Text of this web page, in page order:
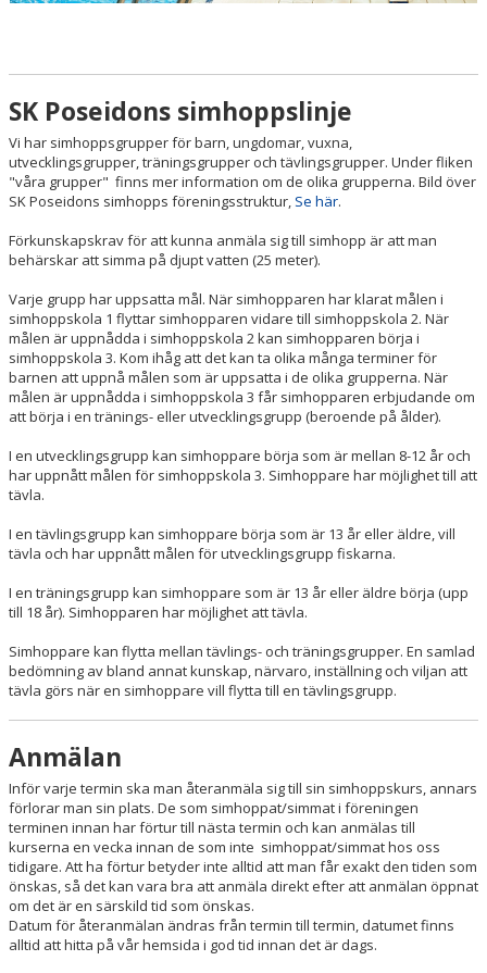
SK Poseidons simhoppslinje
Vi har simhoppsgrupper för barn, ungdomar, vuxna,
utvecklingsgrupper, träningsgrupper och tävlingsgrupper. Under fliken
"våra grupper" finns mer information om de olika grupperna. Bild över
SK Poseidons simhopps föreningsstruktur, Se här.
Förkunskapskrav för att kunna anmäla sig till simhopp är att man
behärskar att simma på djupt vatten (25 meter).
Varje grupp har uppsatta mål. När simhopparen har klarat målen i
simhoppskola 1 flyttar simhopparen vidare till simhoppskola 2. När
målen är uppnådda i simhoppskola 2 kan simhopparen börja i
simhoppskola 3. Kom ihåg att det kan ta olika många terminer för
barnen att uppnå målen som är uppsatta i de olika grupperna. När
målen är uppnådda i simhoppskola 3 får simhopparen erbjudande om
att börja i en tränings- eller utvecklingsgrupp (beroende på ålder).
I en utvecklingsgrupp kan simhoppare börja som är mellan 8-12 år och
har uppnått målen för simhoppskola 3. Simhoppare har möjlighet till att
tävla.
I en tävlingsgrupp kan simhoppare börja som är 13 år eller äldre, vill
tävla och har uppnått målen för utvecklingsgrupp fiskarna.
I en träningsgrupp kan simhoppare som är 13 år eller äldre börja (upp
till 18 år). Simhopparen har möjlighet att tävla.
Simhoppare kan flytta mellan tävlings- och träningsgrupper. En samlad
bedömning av bland annat kunskap, närvaro, inställning och viljan att
tävla görs när en simhoppare vill flytta till en tävlingsgrupp.
Anmälan
Inför varje termin ska man återanmäla sig till sin simhoppskurs, annars
förlorar man sin plats. De som simhoppat/simmat i föreningen
terminen innan har förtur till nästa termin och kan anmälas till
kurserna en vecka innan de som inte simhoppat/simmat hos oss
tidigare. Att ha förtur betyder inte alltid att man får exakt den tiden som
önskas, så det kan vara bra att anmäla direkt efter att anmälan öppnat
om det är en särskild tid som önskas.
Datum för återanmälan ändras från termin till termin, datumet finns
alltid att hitta på vår hemsida i god tid innan det är dags.